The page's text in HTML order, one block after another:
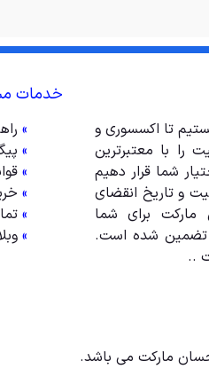
تا اکسسوری و
را با معتبرترین
شما قرار دهیم
و تاریخ انقضای
برای شما
تضمین شده است.
..
خدمات
»
»
»
»
»
»
مارکت می باشد.